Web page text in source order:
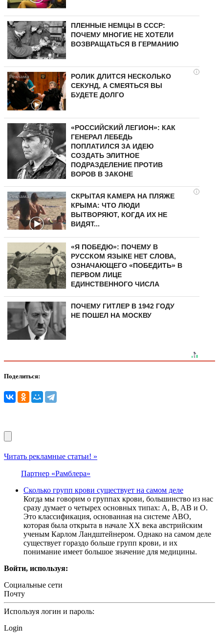
ПЛЕННЫЕ НЕМЦЫ В СССР:
ПОЧЕМУ МНОГИЕ НЕ ХОТЕЛИ
ВОЗВРАЩАТЬСЯ В ГЕРМАНИЮ
i
РОЛИК ДЛИТСЯ НЕСКОЛЬКО
СЕКУНД, А СМЕЯТЬСЯ ВЫ
БУДЕТЕ ДОЛГО
«РОССИЙСКИЙ ЛЕГИОН»: КАК
ГЕНЕРАЛ ЛЕБЕДЬ
ПОПЛАТИЛСЯ ЗА ИДЕЮ
СОЗДАТЬ ЭЛИТНОЕ
ПОДРАЗДЕЛЕНИЕ ПРОТИВ
ВОРОВ В ЗАКОНЕ
i
СКРЫТАЯ КАМЕРА НА ПЛЯЖЕ
КРЫМА: ЧТО ЛЮДИ
ВЫТВОРЯЮТ, КОГДА ИХ НЕ
ВИДЯТ...
«Я ПОБЕДЮ»: ПОЧЕМУ В
РУССКОМ ЯЗЫКЕ НЕТ СЛОВА,
ОЗНАЧАЮЩЕГО «ПОБЕДИТЬ» В
ПЕРВОМ ЛИЦЕ
ЕДИНСТВЕННОГО ЧИСЛА
ПОЧЕМУ ГИТЛЕР В 1942 ГОДУ
НЕ ПОШЕЛ НА МОСКВУ
Поделиться:
Читать рекламные статьи! »
Партнер «Рамблера»
Сколько групп крови существует на самом деле
Когда мы говорим о группах крови, большинство из нас
сразу думает о четырех основных типах: A, B, AB и O.
Это классификация, основанная на системе ABO,
которая была открыта в начале XX века австрийским
ученым Карлом Ландштейнером. Однако на самом деле
существует гораздо больше групп крови, и их
понимание имеет большое значение для медицины.
Войти, используя:
Социальные сети
Почту
Используя логин и пароль:
Login